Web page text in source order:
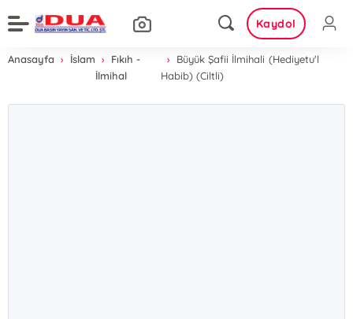
Kaydol
Anasayfa İslam
Fıkıh -
İlmihal
Büyük Şafii İlmihali (Hediyetu'l
Habib) (Ciltli)